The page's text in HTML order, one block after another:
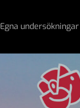
Egna undersökningar